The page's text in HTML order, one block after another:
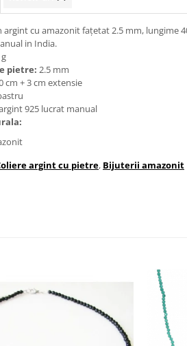
argint cu amazonit fațetat 2.5 mm, lungime
in India.
pietre: 2.5 mm
cm + 3 cm extensie
925 lucrat manual
argint cu pietre, Bijuterii amazonit